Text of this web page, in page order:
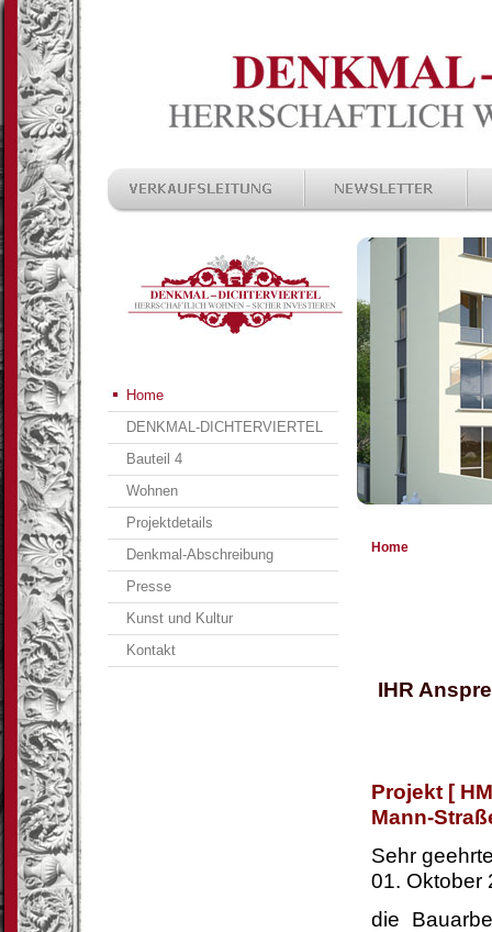
Home
DENKMAL-DICHTERVIERTEL
Bauteil 4
Wohnen
Projektdetails
Denkmal-Abschreibung
Presse
Kunst und Kultur
Kontakt
Home
IHR
Projekt [
Mann-
Sehr
01. Oktober
die